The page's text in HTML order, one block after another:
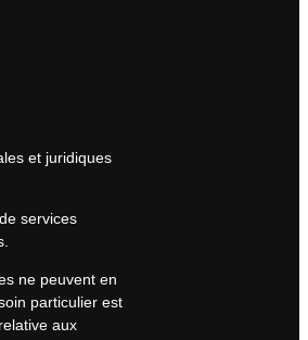
et juridiques
services
ne peuvent en
particulier est
aux